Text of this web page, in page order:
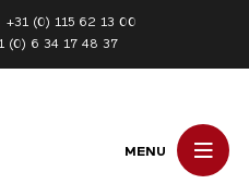
+31 (0) 115 62 13 00
(0) 6 34 17 48 37
MENU